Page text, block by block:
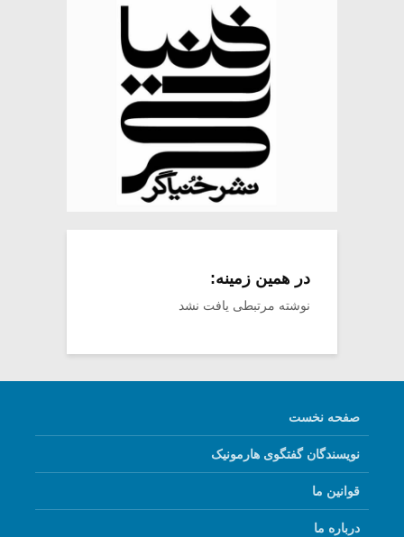
در همین زمینه:
نوشته مرتبطی یافت نشد
صفحه نخست
نویسندگان گفتگوی هارمونیک
قوانین ما
درباره ما